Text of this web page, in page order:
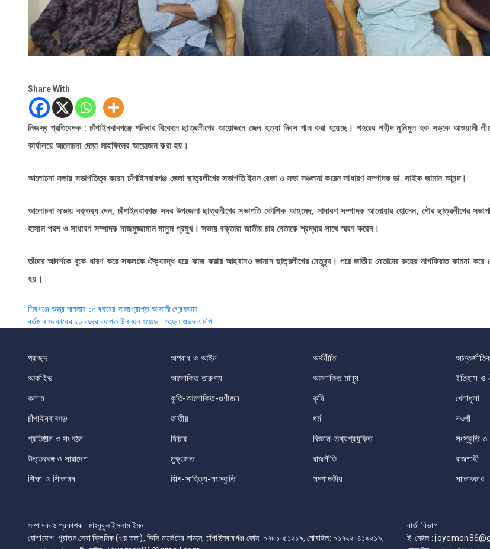
Share With
নিজস্ব প্রতিবেদক : চাঁপাইনবাবগঞ্জে শনিবার বিকেলে ছাত্রলীগের আয়োজনে জেল হত্যা দিবস পাল করা হয়েছে। শহরের শহীদ মুনিমুল হক সড়কে আওয়ামী
কার্যালয়ে আলোচনা দোয়া মাহফিলের আয়োজন করা হয়।
আলোচনা সভায় সভাপতিত্ব করেন চাঁপাইনবাবগঞ্জ জেলা ছাত্রলীগের সভাপতি ইমন রেজা ও সভা সঞ্চলনা করেন সাধারণ সম্পাদক ডা. সাইফ জামান আনন্দ।
আলোচনা সভায় বক্তব্য দেন, চাঁপাইনবাবগঞ্জ সদর উপজেলা ছাত্রলীগের সভাপতি কৌশিক আহমেদ, সাধারণ সম্পাদক আনোয়ার হোসেন, পৌর ছাত্রলীগের
হাসান পরশ ও সাধারণ সম্পাদক নাজমুজ্জামান মাসুম প্রমুখ। সভায় বক্তারা জাতীয় চার নেতাকে শ্রদ্ধার সাথে স্মরণ করেন।
তাঁদের আদর্শকে বুকে ধারণ করে সকলকে ঐক্যবদ্ধ হয়ে কাজ করার আহবানও জানান ছাত্রলীগের নেতৃবৃন্দ। পরে জাতীয় নেতাদের রুহের মাগফিরাত কামনা করে
হয়।
Post
navigation
শিবগঞ্জে অস্ত্র মামলার ১০ বছরের সাজাপ্রাপ্ত আসামী গ্রেফতার
বর্তমান সরকারের ১০ বছরে ব্যাপক উন্নয়ন হয়েছে : আব্দুল ওদুদ এমপি
প্রচ্ছদ অপরাধ ও আইন অর্থনীতি
আর্কাইভ
আলোকিত তারুণ্য আলোকিত মানুষ ইতিহাস ও
কলাম
কৃতি-আলোকিত-গুণীজন কৃষি খেলাধুলা
চাঁপাইনবাবগঞ্জ
জাতীয় ধর্ম নওগাঁ
প্রতিষ্ঠান ও সংগঠন
ফিচার বিজ্ঞান-তথ্যপ্রযুক্তি সংস্কৃতি ও
উত্তরবঙ্গ ও সারাদেশ
মুক্তমত রাজনীতি রাজশাহী
শিক্ষা ও শিক্ষাঙ্গন
শিল্প-সাহিত্য-সংস্কৃতি সম্পাদকীয় সাক্ষাৎকার
সম্পাদক ও প্রকাশক : মাহবুবুল ইসলাম ইমন
যোগাযোগ: পুরাতন সেবা ক্লিনিক (৩য় তলা), ডিসি মার্কেটের সামনে, চাঁপাইনবাবগঞ্জ ফোন: ০৭৮১-৫১২১৯, মোবাইল: ০১৭২২-৪১৯২১৯,
বার্তা বিভাগ :
ই-মেইল :